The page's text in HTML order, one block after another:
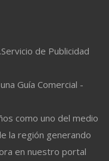
de Publicidad
Guía Comercial -
como uno del medio
la región generando
en nuestro portal